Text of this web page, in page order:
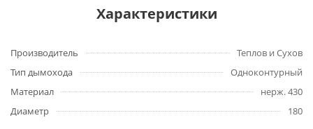
Характеристики
Производитель
Теплов и Сухов
Тип дымохода
Одноконтурный
Материал
нерж. 430
Диаметр
180